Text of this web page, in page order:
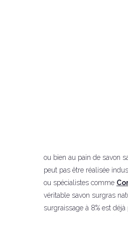
ou bien au pain de savon
peut pas être réalisée
ou spécialistes comme
véritable savon surgras
surgraissage à 8% est